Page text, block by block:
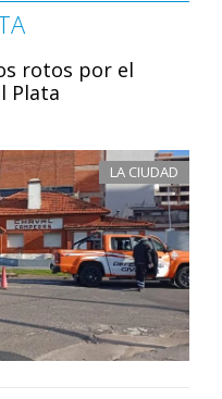
rotos por el
Plata
LA CIUDAD